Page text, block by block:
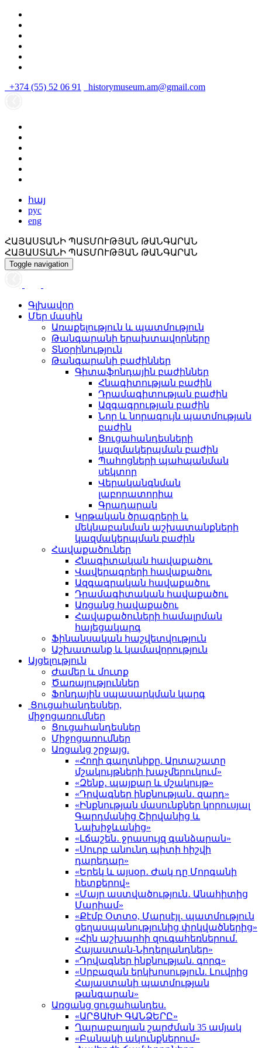
+374 (55) 52 06 91 historymuseum.am@gmail.com
հայ
рус
eng
ՀԱՅԱՍՏԱՆԻ ՊԱՏՄՈՒԹՅԱՆ ԹԱՆԳԱՐԱՆ
ՀԱՅԱՍՏԱՆԻ ՊԱՏՄՈՒԹՅԱՆ ԹԱՆԳԱՐԱՆ
Toggle navigation
Գլխավոր
Մեր մասին
Առաքելություն և պատմություն
Թանգարանի երախտավորները
Տնօրինություն
Թանգարանի բաժիններ
Գիտաֆոնդային բաժիններ
Հնագիտության բաժին
Դրամագիտության բաժին
Ազգագրության բաժին
Նոր և նորագույն պատմության
բաժին
Ցուցահանդեսների
կազմակերպման բաժին
Պահոցների պահպանման
սեկտոր
Վերականգնման
լաբորատորիա
Գրադարան
Կրթական ծրագրերի և
մեկնաբանման աշխատանքների
կազմակերպման բաժին
Հավաքածուներ
Հնագիտական հավաքածու
Վավերագրերի հավաքածու
Ազգագրական հավաքածու
Դրամագիտական հավաքածու
Առցանց հավաքածու
Հավաքածուների համալրման
հայեցակարգ
Ֆինանսական հաշվետվություն
Աշխատանք և կամավորություն
Այցելություն
Ժամեր և մուտք
Ծառայություններ
Ֆոնդային սպասարկման կարգ
Ցուցահանդեսներ,
միջոցառումներ
Ցուցահանդեսներ
Միջոցառումներ
Առցանց շրջայց.
«Հողի գաղտնիքը. Արտաշատը
մշակույթների խաչմերուկում»
«Զենք․ պայքար և մշակույթ»
«Դրվագներ ինքնության․ զարդ»
«Ինքնության մասունքներ կորուսյալ
Գարդմանից Շիրվանից և
Նախիջևանից»
«Լճաշեն․ ջրասույզ գանձարան»
«Սուրբ անունդ պիտի հիշվի
դարեդար»
«Երեկ և այսօր․ Ժակ դը Մորգանի
հետքերով»
«Մայր աստվածություն․ Անահիտից
Մարիամ»
«Քէմբ Օտտօ, Մարսէյլ․ պատմություն
ցեղասպանությունից փրկվածներից»
«Հին աշխարհի զուգահեռներում.
Հայաստան-Նիդերլանդներ»
«Դրվագներ ինքնության. գորգ»
«Սրբազան երկխոսություն. Լուվրից
Հայաստանի պատմության
թանգարան»
Առցանց ցուցահանդես.
«ԱՐՑԱԽԻ ԳԱՆՁԵՐԸ»
Ղարաբաղյան շարժման 35 ամյակ
«Բանակի ակունքներում»